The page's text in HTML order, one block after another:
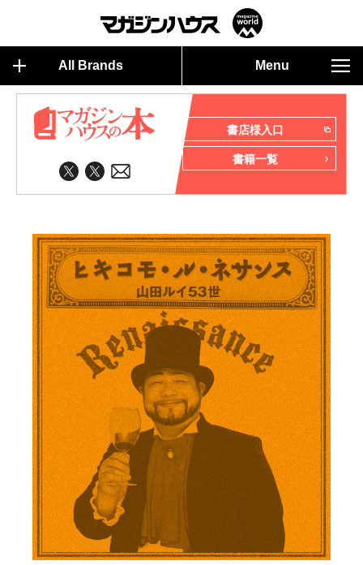
All Brands Menu
書店様入口
書籍一覧